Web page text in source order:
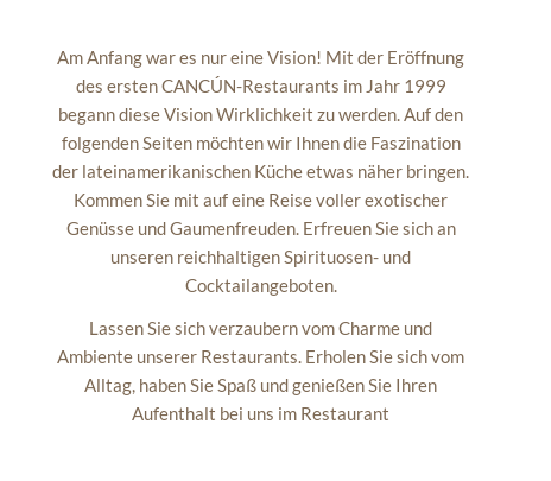
Am Anfang war es nur eine Vision! Mit der Eröffnung
des ersten CANCÚN-Restaurants im Jahr 1999
begann diese Vision Wirklichkeit zu werden. Auf den
folgenden Seiten möchten wir Ihnen die Faszination
der lateinamerikanischen Küche etwas näher bringen.
Kommen Sie mit auf eine Reise voller exotischer
Genüsse und Gaumenfreuden. Erfreuen Sie sich an
unseren reichhaltigen Spirituosen- und
Cocktailangeboten.
Lassen Sie sich verzaubern vom Charme und
Ambiente unserer Restaurants. Erholen Sie sich vom
Alltag, haben Sie Spaß und genießen Sie Ihren
Aufenthalt bei uns im Restaurant